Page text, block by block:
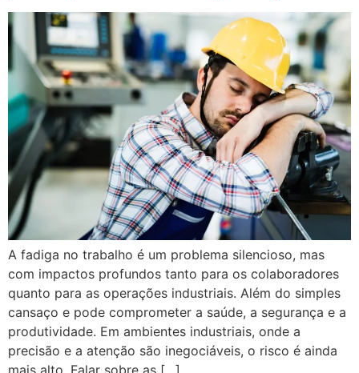
A fadiga no trabalho é um problema silencioso, mas
com impactos profundos tanto para os colaboradores
quanto para as operações industriais. Além do simples
cansaço e pode comprometer a saúde, a segurança e a
produtividade. Em ambientes industriais, onde a
precisão e a atenção são inegociáveis, o risco é ainda